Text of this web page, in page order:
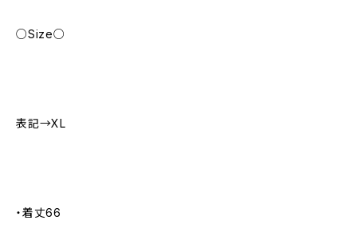
○Size○
表記→XL
・着丈66